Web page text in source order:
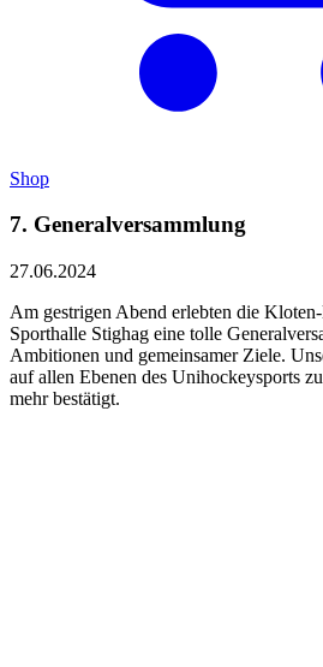
Shop
7. Generalversammlung
27.06.2024
Am gestrigen Abend erlebten die
Sporthalle Stighag eine tolle
Ambitionen und gemeinsamer Ziele.
auf allen Ebenen des Unihockeysports
mehr bestätigt.